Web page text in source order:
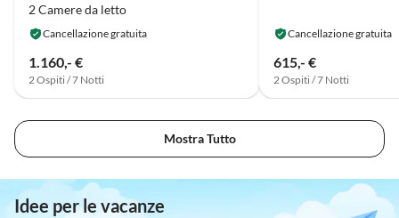
2 Camere da letto
Cancellazione gratuita
1.160,- €
2 Ospiti / 7 Notti
Cancellazione gratuita
615,- €
2 Ospiti / 7 Notti
Mostra Tutto
Idee per le vacanze